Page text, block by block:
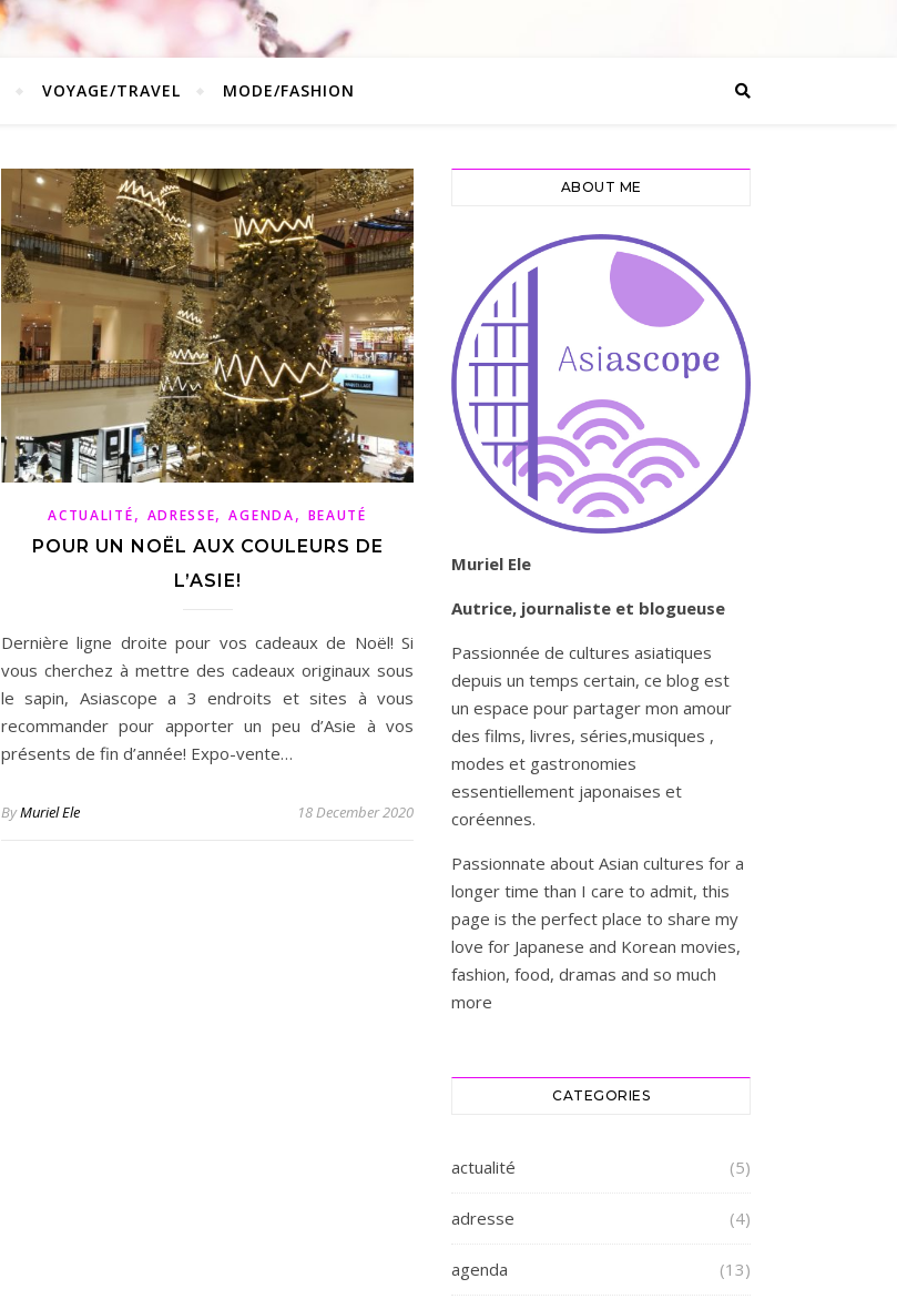
VOYAGE/TRAVEL MODE/FASHION
ACTUALITÉ, ADRESSE,AGENDA, BEAUTÉ
POUR UN NOËL AUX COULEURS DE
L’ASIE!
Dernière ligne droite pour vos cadeaux de Noël! Si
vous cherchez à mettre des cadeaux originaux sous
le sapin, Asiascope a 3 endroits et sites à vous
recommander pour apporter un peu d’Asie à vos
présents de fin d’année! Expo-vente…
ByMuriel Ele 18 December 2020
ABOUT ME
Muriel Ele
Autrice, journaliste et blogueuse
Passionnée de cultures asiatiques
depuis un temps certain, ce blog est
un espace pour partager mon amour
des films, livres, séries,musiques ,
modes et gastronomies
essentiellement japonaises et
coréennes.
Passionnate about Asian cultures for a
longer time than I care to admit, this
page is the perfect place to share my
love for Japanese and Korean movies,
fashion, food, dramas and so much
more
CATEGORIES
actualité (5)
adresse (4)
agenda (13)